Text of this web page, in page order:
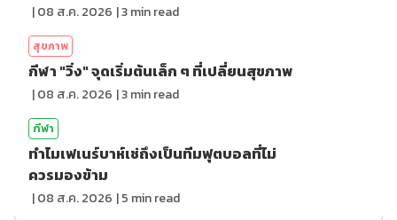
|08 ส.ค. 2026 |3min read
สุขภาพ
กีฬา "วิ่ง" จุดเริ่มต้นเล็ก ๆ ที่เปลี่ยนสุขภาพ
|08 ส.ค. 2026 |3min read
กีฬา
ทำไมเฟเนร์บาห์เช่ถึงเป็นทีมฟุตบอลที่ไม่
ควรมองข้าม
|08 ส.ค. 2026 |5 min read